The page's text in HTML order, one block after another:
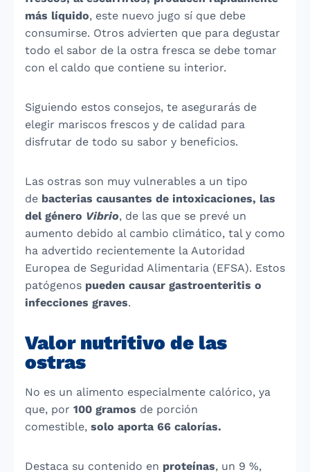
más líquido, este nuevo jugo sí que debe
consumirse. Otros advierten que para degustar
todo el sabor de la ostra fresca se debe tomar
con el caldo que contiene su interior.
Siguiendo estos consejos, te asegurarás de
elegir mariscos frescos y de calidad para
disfrutar de todo su sabor y beneficios.
Las ostras son muy vulnerables a un tipo
de bacterias causantes de intoxicaciones, las
del género Vibrio, de las que se prevé un
aumento debido al cambio climático, tal y como
ha advertido recientemente la Autoridad
Europea de Seguridad Alimentaria (EFSA). Estos
patógenos pueden causar gastroenteritis o
infecciones graves.
Valor nutritivo de las
ostras
No es un alimento especialmente calórico, ya
que, por 100 gramos de porción
comestible, solo aporta 66 calorías.
Destaca su contenido en proteínas, un 9 %,